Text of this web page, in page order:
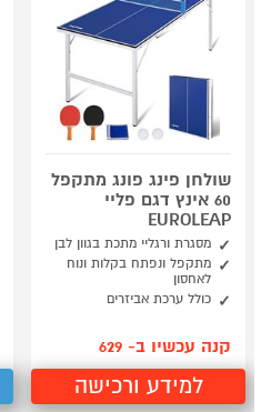
שולחן פינג פונג מתקפל
60 אינץ דגם פליי
EUROLEAP
מסגרת ורגליי מתכת בגוון לבן
מתקפל ונפתח בקלות ונוח
לאחסון
כולל ערכת אביזרים
קנה עכשיו ב- 629
למידע ורכישה